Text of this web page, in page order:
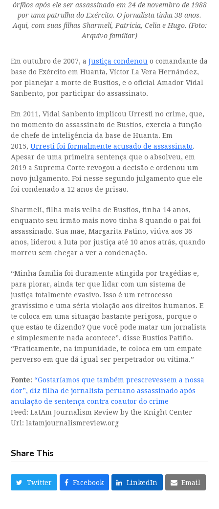
órfãos após ele ser assassinado em 24 de novembro de 1988
por uma patrulha do Exército. O jornalista tinha 38 anos.
Aqui, com suas filhas Sharmelí, Patricia, Celia e Hugo. (Foto:
Arquivo familiar)
Em outubro de 2007, aJustiça condenou o comandante da
base do Exército em Huanta, Víctor La Vera Hernández,
por planejar a morte de Bustíos, e o oficial Amador Vidal
Sanbento, por participar do assassinato.
Em 2011, Vidal Sanbento implicou Urresti no crime, que,
no momento do assassinato de Bustíos, exercia a função
de chefe de inteligência da base de Huanta. Em
2015,Urresti foi formalmente acusado de assassinato.
Apesar de uma primeira sentença que o absolveu, em
2019 a Suprema Corte revogou a decisão e ordenou um
novo julgamento. Foi nesse segundo julgamento que ele
foi condenado a 12 anos de prisão.
Sharmelí, filha mais velha de Bustíos, tinha 14 anos,
enquanto seu irmão mais novo tinha 8 quando o pai foi
assassinado. Sua mãe, Margarita Patiño, viúva aos 36
anos, liderou a luta por justiça até 10 anos atrás, quando
morreu sem chegar a ver a condenação.
“Minha família foi duramente atingida por tragédias e,
para piorar, ainda ter que lidar com um sistema de
justiça totalmente evasivo. Isso é um retrocesso
gravíssimo e uma séria violação aos direitos humanos. E
te coloca em uma situação bastante perigosa, porque o
que estão te dizendo? Que você pode matar um jornalista
e simplesmente nada acontece”, disse Bustíos Patiño.
“Praticamente, na impunidade, te coloca em um empate
perverso em que dá igual ser perpetrador ou vítima.”
Fonte: “Gostaríamos que também prescrevessem a nossa
dor”, diz filha de jornalista peruano assassinado após
anulação de sentença contra coautor do crime
Feed: LatAm Journalism Review by the Knight Center
Url: latamjournalismreview.org
Share This
Twitter Facebook LinkedIn Email